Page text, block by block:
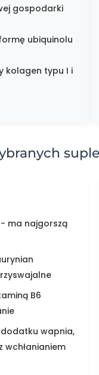
gospodarki
ubiquinolu
kolagen typu I i
ma najgorszą
B6
wapnia,
wchłanianiem